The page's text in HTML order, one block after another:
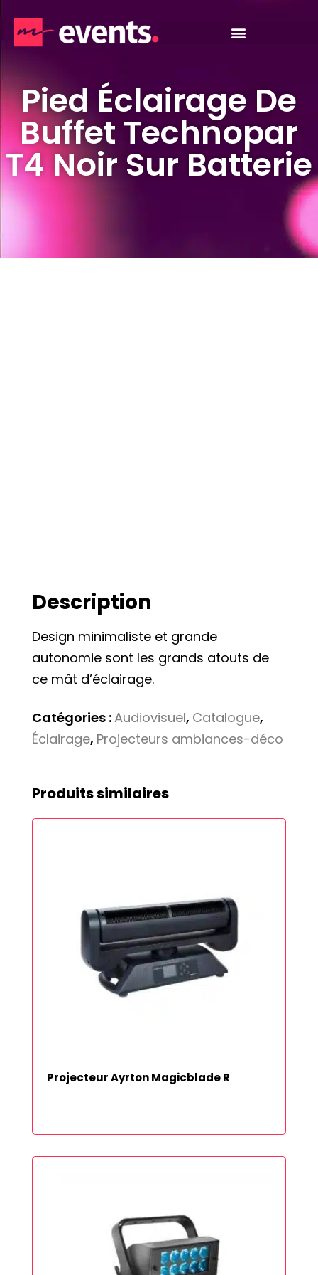
Pied Éclairage De
Buffet Technopar
T4 Noir Sur Batterie
Description
Design minimaliste et grande
autonomie sont les grands atouts de
ce mât d’éclairage.
Catégories :Audiovisuel, Catalogue,
Éclairage, Projecteurs ambiances-déco
Produits similaires
Projecteur Ayrton Magicblade R